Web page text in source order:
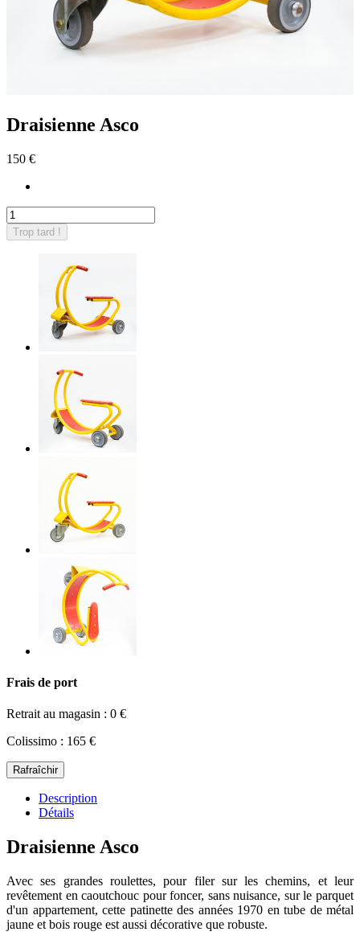
Draisienne Asco
150 €
Trop tard !
Frais de port
Retrait au magasin : 0 €
Colissimo : 165 €
Description
Détails
Draisienne Asco
Avec ses grandes roulettes, pour filer sur les chemins, et leur
revêtement en caoutchouc pour foncer, sans nuisance, sur le parquet
d'un appartement, cette patinette des années 1970 en tube de métal
jaune et bois rouge est aussi décorative que robuste.